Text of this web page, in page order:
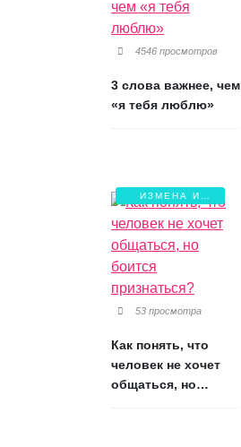
ЛЮБОВЬ?
4546 просмотров
3 слова важнее, чем
«я тебя люблю»
ИЗМЕНА И
БОЛЬ
53 просмотра
Как понять, что
человек не хочет
общаться, но